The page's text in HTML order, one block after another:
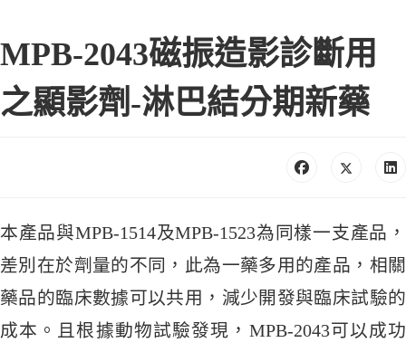
MPB-2043磁振造影診斷用
之顯影劑-淋巴結分期新藥
本產品與MPB-1514及MPB-1523為同樣一支產品，
差別在於劑量的不同，此為一藥多用的產品，相關
藥品的臨床數據可以共用，減少開發與臨床試驗的
成本。且根據動物試驗發現，MPB-2043可以成功